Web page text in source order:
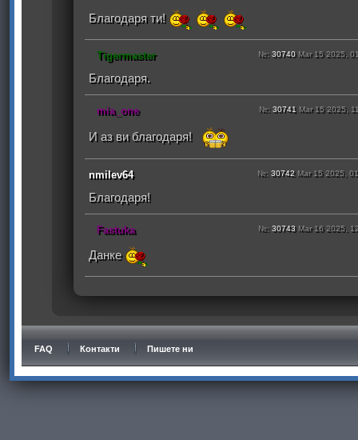
Благодаря ти!
Tigermaster №:30740Mar 15 2025,
Благодаря.
mia_one №:30741 Mar 15 2025,
И аз ви благодаря!
nmilev64 №:30742Mar 15 2025,
Благодаря!
Fastuka №:30743Mar 16 2025,
Данке
FAQ Контакти Пишете ни